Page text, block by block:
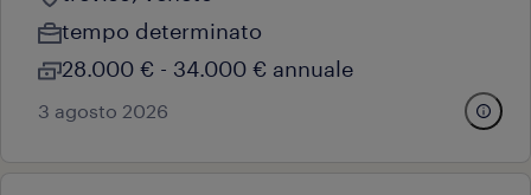
tempo determinato
28.000 € - 34.000 € annuale
3 agosto 2026